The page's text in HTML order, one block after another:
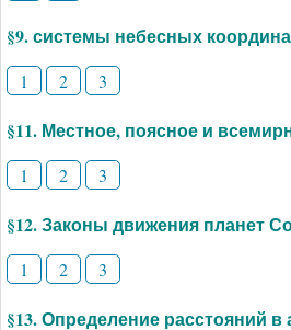
§9. системы небесных
1 2 3
§11. Местное, поясное и
1 2 3
§12. Законы движения планет
1 2 3
§13. Определение расстояний